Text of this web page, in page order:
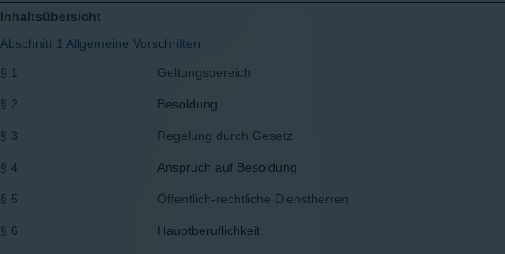
Inhaltsübersicht
Abschnitt 1 Allgemeine Vorschriften
§ 1
Geltungsbereich
§ 2 Besoldung
§ 3 Regelung durch Gesetz
§ 4 Anspruch auf Besoldung
§ 5 Öffentlich-rechtliche Dienstherren
§ 6 Hauptberuflichkeit